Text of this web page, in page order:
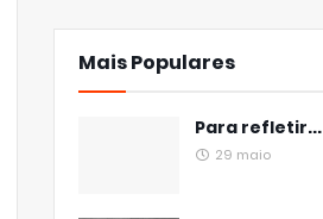
Mais Populares
Para refletir...
29 maio